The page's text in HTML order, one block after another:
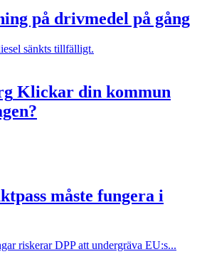
på drivmedel på gång
sänkts tillfälligt.
Klickar din kommun
måste fungera i
riskerar DPP att undergräva EU:s...